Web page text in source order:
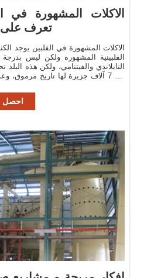
الاكلات المشهورة في
تعرف
الاكلات المشهورة في الفلبين يوجد
الفلبينية المشهوره ولكن ليس بدرجة
التايلاندي والفيتنامي، ولكن هذه البلد
من 7 آلاف جزيرة لها تاريخ مرموق،
احصل